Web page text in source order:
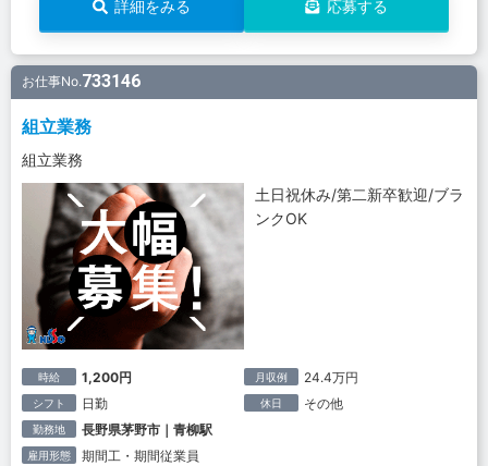
詳細をみる 応募する
お仕事No.733146
組立業務
組立業務
土日祝休み/第二新卒歓迎/ブラ
ンクOK
時給 1,200円 月収例 24.4万円
シフト 日勤 休日 その他
勤務地 長野県茅野市｜青柳駅
雇用形態 期間工・期間従業員